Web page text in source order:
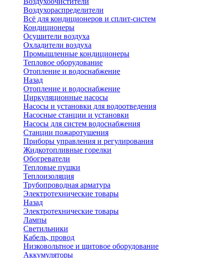
Воздухораспределители
Всё для кондиционеров и сплит-систем
Кондиционеры
Осушители воздуха
Охладители воздуха
Промышленные кондиционеры
Тепловое оборудование
Отопление и водоснабжение
Назад
Отопление и водоснабжение
Циркуляционные насосы
Насосы и установки для водоотведения
Насосные станции и установки
Насосы для систем водоснабжения
Станции пожаротушения
Приборы управления и регулирования
Жидкотопливные горелки
Обогреватели
Тепловые пушки
Теплоизоляция
Трубопроводная арматура
Электротехнические товары
Назад
Электротехнические товары
Лампы
Светильники
Кабель, провод
Низковольтное и щитовое оборудование
Аккумуляторы